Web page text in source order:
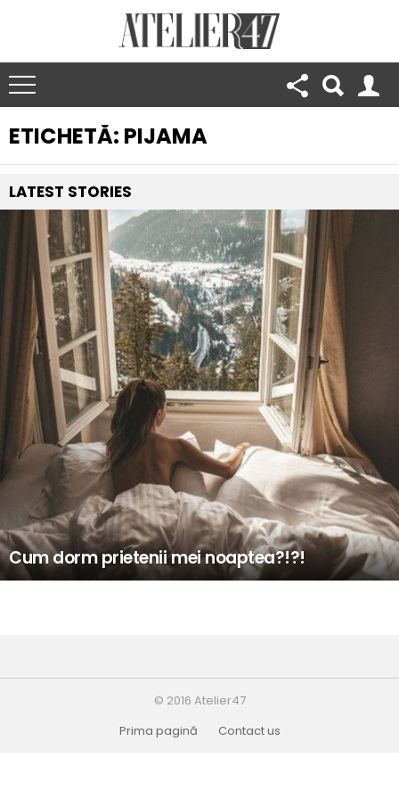
ETICHETĂ: PIJAMA
LATEST STORIES
Cum dorm prietenii mei noaptea?!?!
© 2016 Atelier47
Prima pagină
Contact us